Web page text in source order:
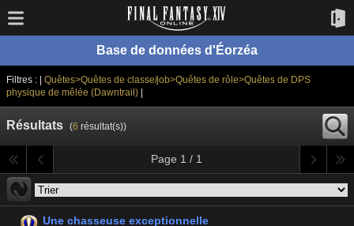
Base de données d'Éorzéa
Filtres : | Quêtes>Quêtes de classe/job>Quêtes de rôle>Quêtes de DPS
physique de mêlée (Dawntrail)|
Résultats (6 résultat(s))
Page 1 / 1
Une chasseuse exceptionnelle